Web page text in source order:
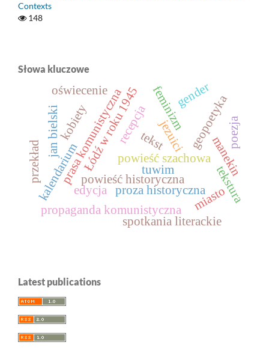
Contexts
148
Słowa kluczowe
powieść historyczna
powieść szachowa
proza historyczna
recepcja
Łódź w roku 1945
prasa komunistyczna
kalendarium
propaganda komunistyczna
jan bielski jezuici
miasto
geopoetyka
kobiety feminizmgender
manekin
tuwim
spotkania literackie
tekstura
oświecenie
poezja
edycja
tekst
przekład
Latest publications